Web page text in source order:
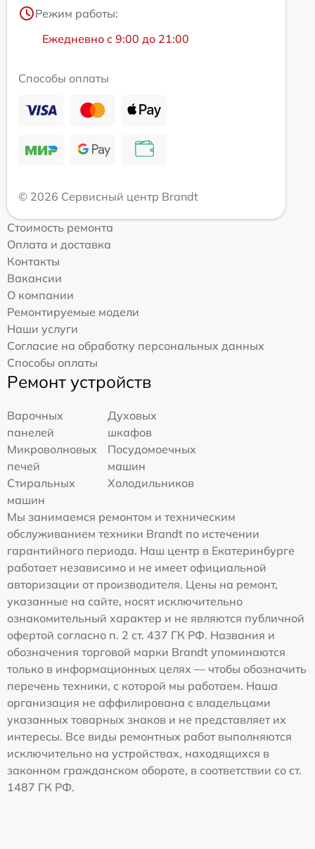
Режим работы:
Ежедневно с 9:00 до 21:00
Способы оплаты
© 2026 Сервисный центр Brandt
Стоимость ремонта
Оплата и доставка
Контакты
Вакансии
О компании
Ремонтируемые модели
Наши услуги
Согласие на обработку персональных данных
Способы оплаты
Ремонт устройств
Варочных
панелей
Духовых
шкафов
Микроволновых
печей
Посудомоечных
машин
Стиральных
машин
Холодильников
Мы занимаемся ремонтом и техническим
обслуживанием техники Brandt по истечении
гарантийного периода. Наш центр в Екатеринбурге
работает независимо и не имеет официальной
авторизации от производителя. Цены на ремонт,
указанные на сайте, носят исключительно
ознакомительный характер и не являются публичной
офертой согласно п. 2 ст. 437 ГК РФ. Названия и
обозначения торговой марки Brandt упоминаются
только в информационных целях — чтобы обозначить
перечень техники, с которой мы работаем. Наша
организация не аффилирована с владельцами
указанных товарных знаков и не представляет их
интересы. Все виды ремонтных работ выполняются
исключительно на устройствах, находящихся в
законном гражданском обороте, в соответствии со ст.
1487 ГК РФ.